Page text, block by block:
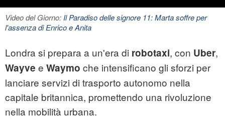
Video del Giorno:Il Paradiso delle signore 11: Marta soffre per
l'assenza di Enrico e Anita
Londra si prepara a un'era di robotaxi, con Uber,
Wayve e Waymo che intensificano gli sforzi per
lanciare servizi di trasporto autonomo nella
capitale britannica, promettendo una rivoluzione
nella mobilità urbana.